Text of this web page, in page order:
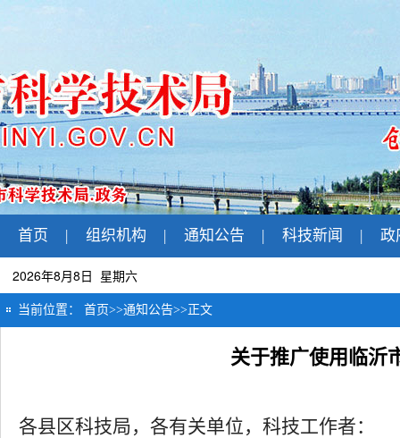
首页 | 组织机构 | 通知公告 | 科技新闻 | 政
2026年8月8日 星期六
当前位置： 首页>>通知公告>> 正文
关于推广使用临沂
各县区科技局， 各有关单位， 科技工作者：